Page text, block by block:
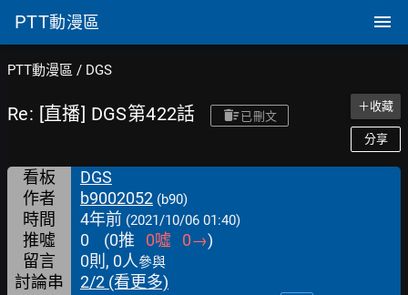
PTT動漫區
PTT動漫區 / DGS
Re: [直播] DGS第422話 已刪文
＋收藏
分享
看板
DGS
作者
b9002052 (b90)
時間 4年前 (2021/10/06 01:40)
推噓 0 (0推 0噓 0→)
留言
0則, 0人參與
討論串 2/2 (看更多)